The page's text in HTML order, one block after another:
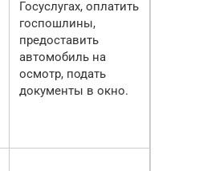
Госуслугах, оплатить
госпошлины,
предоставить
автомобиль на
осмотр, подать
документы в окно.